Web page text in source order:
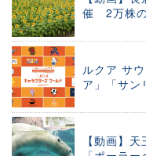
催 2万株
ルクア サ
ア」「サン
【動画】